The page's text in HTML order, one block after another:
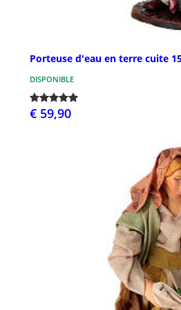
Porteuse d'eau en terre cuite
DISPONIBLE
€ 59,90